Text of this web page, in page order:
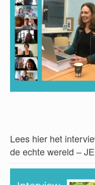
Lees hier het
de echte wereld –